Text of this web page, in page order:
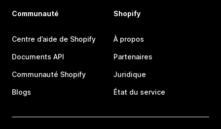
Communauté
Centre d’aide de Shopify
Documents API
Communauté Shopify
Blogs
Shopify
À propos
Partenaires
Juridique
État du service